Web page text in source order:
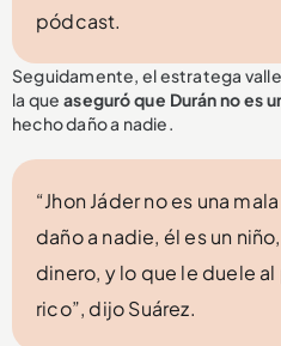
pódcast.
Seguidamente, el estratega
la queaseguró que Durán no es
hecho daño a nadie.
“Jhon Jáder no es una
daño a nadie, él es un
dinero, y lo que le duele al
rico”, dijo Suárez.